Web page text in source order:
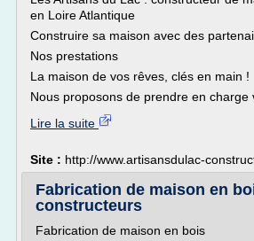
en Loire Atlantique
Construire sa maison avec des
Nos prestations
La maison de vos rêves, clés en main !
Nous proposons de prendre en charge
Lire la suite
Site : http://www.artisansdulac-
Fabrication de maison en
constructeurs
Fabrication de maison en bois